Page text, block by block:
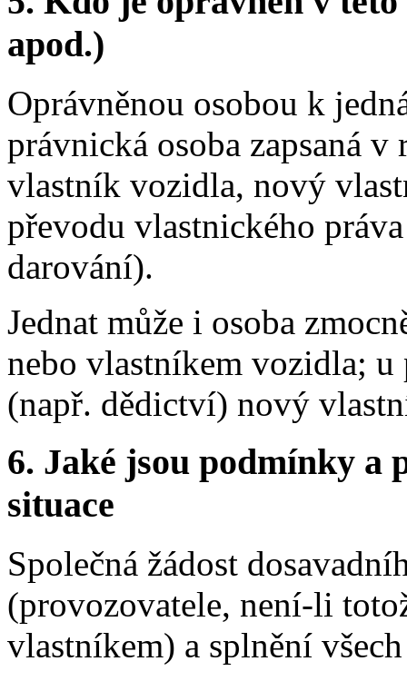
apod.)
Oprávněnou osobou k
právnická osoba zapsaná
vlastník vozidla, nový
převodu vlastnického
darování).
Jednat může i osoba
nebo vlastníkem vozidla; u
(např. dědictví) nový
6. Jaké jsou podmínky a
situace
Společná žádost
(provozovatele, není-li
vlastníkem) a splnění